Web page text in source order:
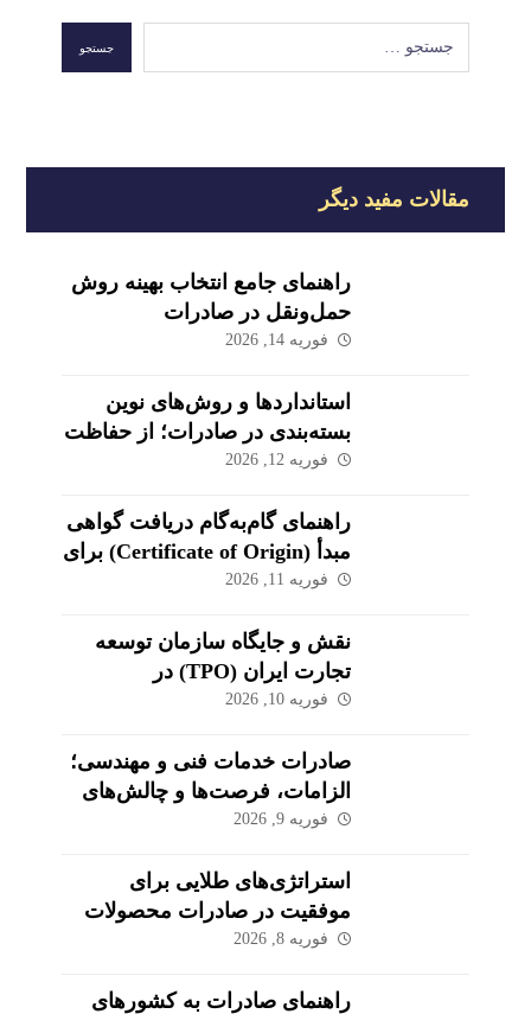
جستجو
مقالات مفید دیگر
راهنمای جامع انتخاب بهینه روش
حمل‌ونقل در صادرات
فوریه 14, 2026
استانداردها و روش‌های نوین
بسته‌بندی در صادرات؛ از حفاظت
تا بازاریابی
فوریه 12, 2026
راهنمای گام‌به‌گام دریافت گواهی
مبدأ (Certificate of Origin) برای
کالاهای صادراتی
فوریه 11, 2026
نقش و جایگاه سازمان توسعه
تجارت ایران (TPO) در
اکوسیستم صادراتی
فوریه 10, 2026
صادرات خدمات فنی و مهندسی؛
الزامات، فرصت‌ها و چالش‌های
کلیدی
فوریه 9, 2026
استراتژی‌های طلایی برای
موفقیت در صادرات محصولات
کشاورزی و مواد غذایی
فوریه 8, 2026
راهنمای صادرات به کشورهای